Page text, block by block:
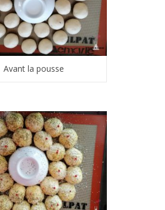
Avant la pousse